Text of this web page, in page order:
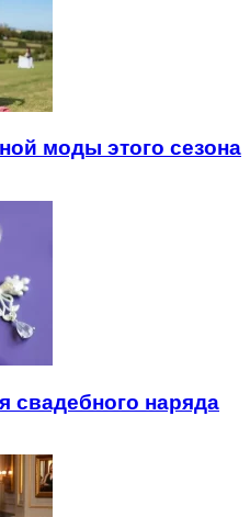
моды этого сезона
свадебного наряда